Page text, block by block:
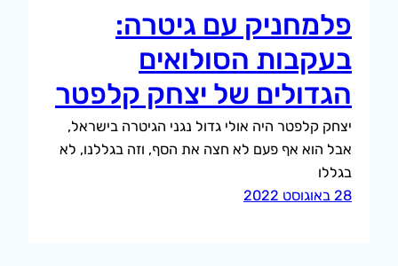
פלמחניק עם גיטרה:
בעקבות הסולואים
הגדולים של יצחק קלפטר
יצחק קלפטר היה אולי גדול נגני הגיטרה בישראל,
אבל הוא אף פעם לא חצה את הסף, וזה בגללנו, לא
בגללו
28 באוגוסט 2022